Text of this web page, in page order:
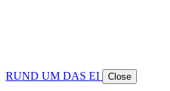
RUND UM DAS EI Close